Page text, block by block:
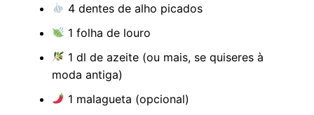
4 dentes de alho picados
1 folha de louro
1 dl de azeite (ou mais, se quiseres à
moda antiga)
1 malagueta (opcional)